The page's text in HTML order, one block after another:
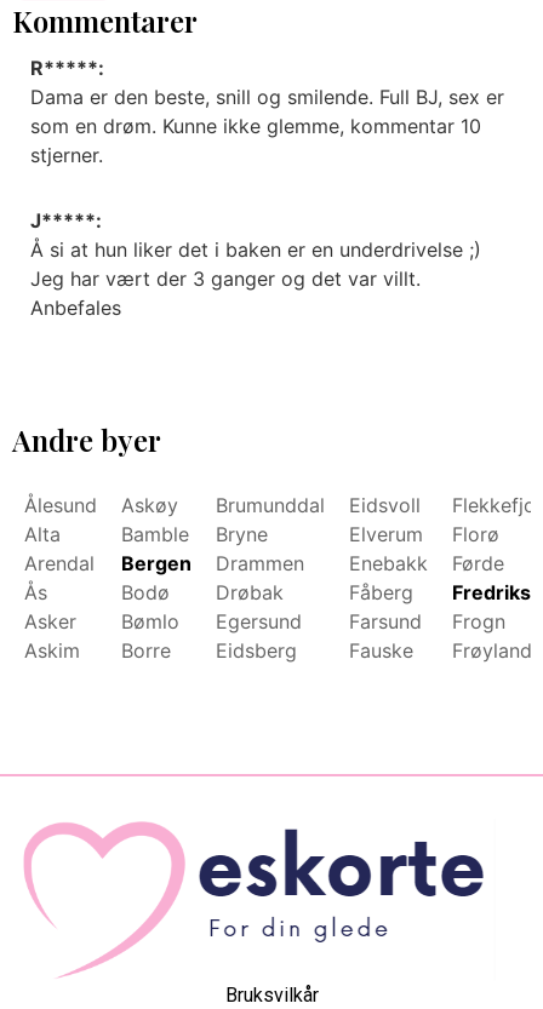
Kommentarer
R*****:
Dama er den beste, snill og smilende. Full BJ, sex er
som en drøm. Kunne ikke glemme, kommentar 10
stjerner.
J*****:
Å si at hun liker det i baken er en underdrivelse ;)
Jeg har vært der 3 ganger og det var villt.
Anbefales
Andre byer
Ålesund
Alta
Arendal
Ås
Asker
Askim
Askøy
Bamble
Bergen
Bodø
Bømlo
Borre
Brumunddal
Bryne
Drammen
Drøbak
Egersund
Eidsberg
Eidsvoll
Elverum
Enebakk
Fåberg
Farsund
Fauske
Florø
Førde
Frogn
Frøyland
Bruksvilkår